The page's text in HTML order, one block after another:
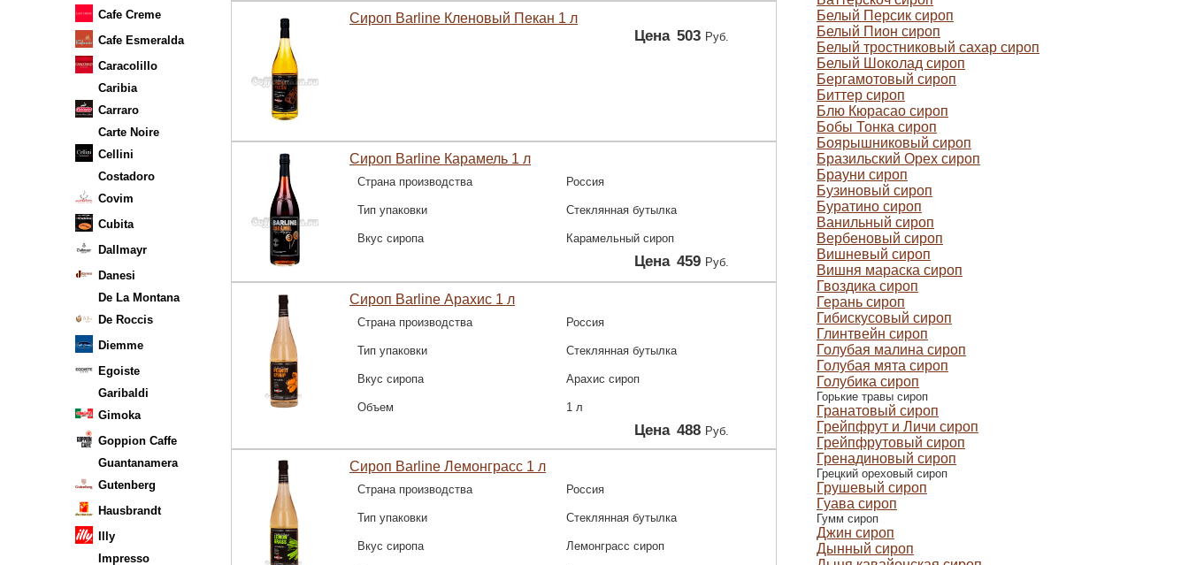
Cafe Creme
Cafe Esmeralda
Caracolillo
Caribia
Carraro
Carte Noire
Cellini
Costadoro
Covim
Cubita
Dallmayr
Danesi
De La Montana
De Roccis
Diemme
Egoiste
Garibaldi
Gimoka
Goppion Caffe
Guantanamera
Gutenberg
Hausbrandt
Illy
Impresso
Сироп Barline Кленовый Пекан 1 л
Цена 503 Руб.
Сироп Barline Карамель 1 л
Страна производства Россия
Тип упаковки Стеклянная бутылка
Вкус сиропа Карамельный сироп
Цена 459 Руб.
Сироп Barline Арахис 1 л
Страна производства Россия
Тип упаковки Стеклянная бутылка
Вкус сиропа Арахис сироп
Объем 1 л
Цена 488 Руб.
Сироп Barline Лемонграсс 1 л
Страна производства Россия
Тип упаковки Стеклянная бутылка
Вкус сиропа Лемонграсс сироп
Белый Персик сироп
Белый Пион сироп
Белый тростниковый сахар сироп
Белый Шоколад сироп
Бергамотовый сироп
Биттер сироп
Блю Кюрасао сироп
Бобы Тонка сироп
Боярышниковый сироп
Бразильский Орех сироп
Брауни сироп
Бузиновый сироп
Буратино сироп
Ванильный сироп
Вербеновый сироп
Вишневый сироп
Вишня мараска сироп
Гвоздика сироп
Герань сироп
Гибискусовый сироп
Глинтвейн сироп
Голубая малина сироп
Голубая мята сироп
Голубика сироп
Горькие травы сироп
Гранатовый сироп
Грейпфрут и Личи сироп
Грейпфрутовый сироп
Гренадиновый сироп
Грецкий ореховый сироп
Грушевый сироп
Гуава сироп
Гумм сироп
Джин сироп
Дынный сироп